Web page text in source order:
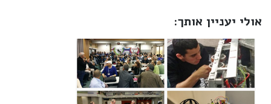
אולי יעניין אותך: